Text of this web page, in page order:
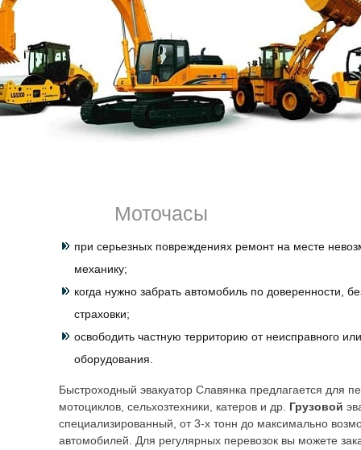
Моточасы
время работы, при движении.
Если произошло ДТП или машина стоит на светофоре
следует заказатьэвакуаторСлавянка Санкт-
сайте. Доставим ваш седан, пикап, хэтчбек в любую
на стоянку. Если поломка несерьезная, специалисты
спешке, в полевых условиях, но качественно. Так,
ключи в машине, можно попробовать решить проблему
стучит, шумит, дымит, определить хотя бы в чем дело.
принудительную транспортировку:
при серьезных повреждениях ремонт на месте
механику;
когда нужно забрать автомобиль по доверенности,
страховки;
освободить частную территорию от неисправного
оборудования.
Быстроходный эвакуатор Славянка предлагается для
мотоциклов, сельхозтехники, катеров и др. Грузовой
специализированный, от 3-х тонн до максимально
автомобилей. Для регулярных перевозок вы можете